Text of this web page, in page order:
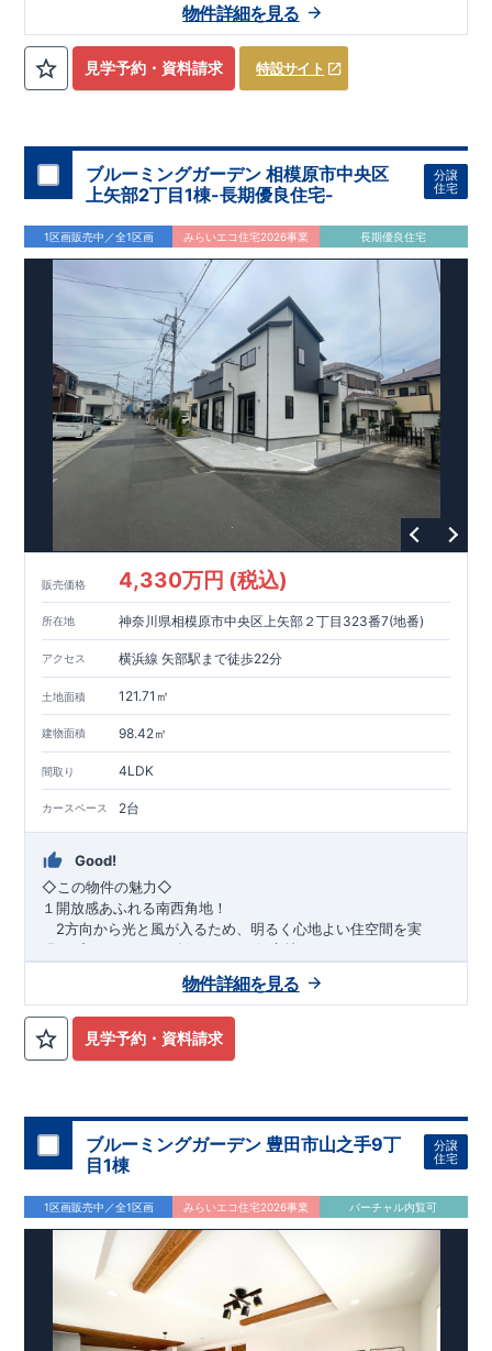
スーツケースやベビーカーの収納にも便利 ♪
私服通勤でお洋服をたくさんお持ちの方や、
流行ファッション
がお好きな方にもおすすめ
【全居室クローゼット完備】
できる♪​​【床下収納】​
【大容量シューズクローゼット】
などの、あったらうれしい収納完備☆
[2], 対面キッチンには、食洗器搭載★
配膳・後片付け が便利な 対面キッチンには、
生活感を感じさせないビルトイン食洗器を搭載
[4],上部吹抜け
明るく開放的な空間を演出
暮らしに寄り添う住環境
～徒歩圏内～
／コンビニ/ドラッグストア／ 公園
【教育施設】
せんだん保育園 約593m（徒歩8分）​新磯保育園 約
784m（徒歩10分）​新磯小学校 約 715m （徒歩9分） ​相陽中学
校 約2000m（徒歩25分）​
【買い物施設】
ローソン相模原磯部店 約
556m（徒歩7分）
ファミリーマート
4分）
757m（徒歩10分）​新戸診療所 約772m
磯部郵便局 約900m（徒歩12分）​磯部クリニック 約
948m （徒歩12分）
■東栄住宅の家作り■​■ブルーミングガーデンのこだわり■
↑ ​
の技術基準をクリア☆】​１ 耐久性/２劣化対策
住宅面積
５省エネルギー性
■住宅性能評価ダブル取得​スマートフォンで見やすい特設サイ
トはこちら
★​物件のご案内は、
スムーズにご案内が可能♪​お気軽にお問い合わせください♪​お
問い合わせお待ちしております
場合は、現地確認の他に近くにある同仕様の完成物件をご案内
致します。
見学予約・資料請求 特設サイト
物件詳細を見る
ブルーミングガーデン 相模原市中央区
上矢部2丁目1棟-長期優良住宅-
分譲
住宅
1区画販売中／全1区画 みらいエコ住宅2026事業 長期優良住宅
販売価格 4,330万円 (税込)
所在地 神奈川県相模原市中央区上矢部２丁目323番7(地番)
アクセス 横浜線 矢部駅まで徒歩22分
土地面積 121.71㎡
建物面積 98.42㎡
間取り 4LDK
カースペース 2台
Good!
​◇この物件の魅力◇
１開放感あふれる南西角地！
2方向から光と風が入るため、明るく心地よい住空間を実
現。プライバシーも確保しやすい好立地です♪
最寄りの矢部駅まで徒歩22分で、駅利用も可能。生活施設や
公園も身近にあり、快適な新生活が始められます♪
​◇アクセス◇
◇ロケーション◇
・相模原市立大野北小学校 徒歩22分
・コープときわ店 徒歩9分
・フードワン淵野辺店 徒歩20分
​・セブンイレブン町田常盤店 徒歩11分
◇ブルーミングガーデンのこだわり◇
【全棟自社一貫体制】
・誰が、何をしたか。が明確だからこそ、お客様の安心に繋が
ります。
・設計、施工、営業が互いに協力しあい、最良のプランを提供
いたします。
・不要な中間マージンを抑えることで、コストダウンに努めて
見学予約・資料請求
物件詳細を見る
ブルーミングガーデン 豊田市山之手9丁
目1棟
分譲
住宅
1区画販売中／全1区画 みらいエコ住宅2026事業 バーチャル内覧可